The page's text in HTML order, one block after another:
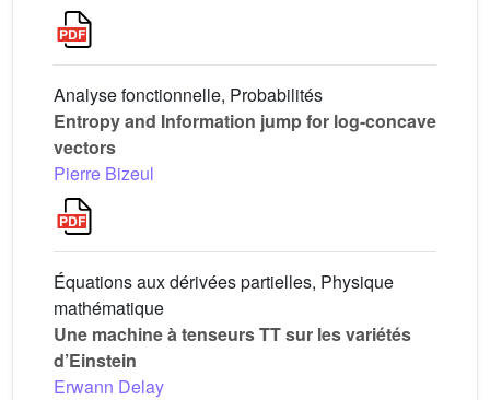
Analyse fonctionnelle, Probabilités
Entropy and Information jump for log-concave
vectors
Pierre Bizeul
Équations aux dérivées partielles, Physique
mathématique
Une machine à tenseurs TT sur les variétés
d’Einstein
Erwann Delay